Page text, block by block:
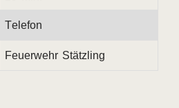
Telefon
Feuerwehr Stätzling